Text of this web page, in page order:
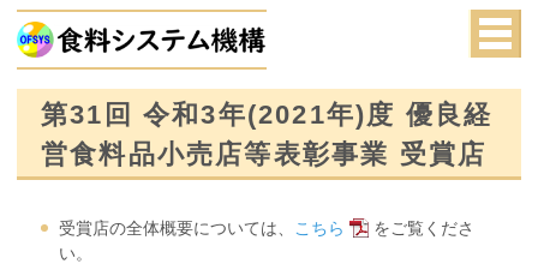
第31回 令和3年(2021年)度 優良経
営食料品小売店等表彰事業 受賞店
受賞店の全体概要については、 こちら
をご覧くださ
い。